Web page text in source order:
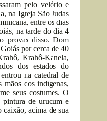
pelo velório e
na Igreja São Judas
entre os dias
na tarde do dia 4
provas disso. Dom
por cerca de 40
Krahô-Kanela,
dos estados do
na catedral de
mãos dos indígenas,
seus costumes. O
pintura de urucum e
acima de sua